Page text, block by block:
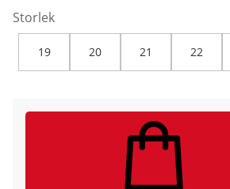
Storlek
19 20 21 22